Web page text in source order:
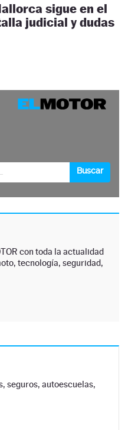
sigue en el
judicial y dudas
con toda la actualidad
tecnología, seguridad,
seguros, autoescuelas,